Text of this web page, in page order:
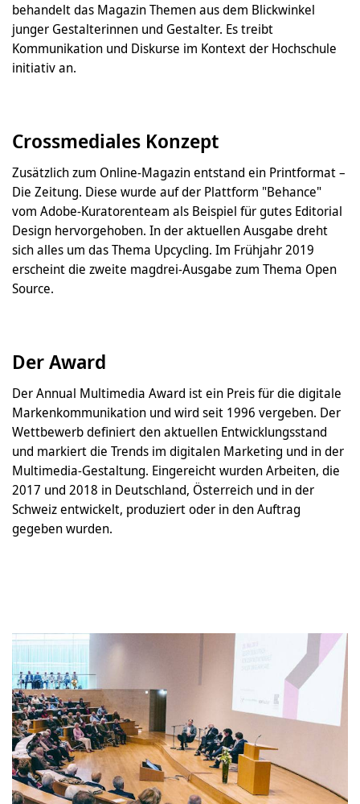
behandelt das Magazin Themen aus dem Blickwinkel
junger Gestalterinnen und Gestalter. Es treibt
Kommunikation und Diskurse im Kontext der Hochschule
initiativ an.
Crossmediales Konzept
Zusätzlich zum Online-Magazin entstand ein Printformat –
Die Zeitung. Diese wurde auf der Plattform "Behance"
vom Adobe-Kuratorenteam als Beispiel für gutes Editorial
Design hervorgehoben. In der aktuellen Ausgabe dreht
sich alles um das Thema Upcycling. Im Frühjahr 2019
erscheint die zweite magdrei-Ausgabe zum Thema Open
Source.
Der Award
Der Annual Multimedia Award ist ein Preis für die digitale
Markenkommunikation und wird seit 1996 vergeben. Der
Wettbewerb definiert den aktuellen Entwicklungsstand
und markiert die Trends im digitalen Marketing und in der
Multimedia-Gestaltung. Eingereicht wurden Arbeiten, die
2017 und 2018 in Deutschland, Österreich und in der
Schweiz entwickelt, produziert oder in den Auftrag
gegeben wurden.